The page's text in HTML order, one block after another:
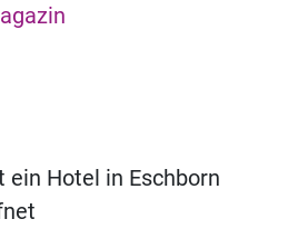
ein Hotel in Eschborn